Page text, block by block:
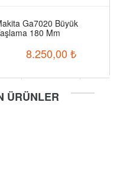
Ga7020 Büyük
180 Mm
8.250,00 ₺
ÜRÜNLER